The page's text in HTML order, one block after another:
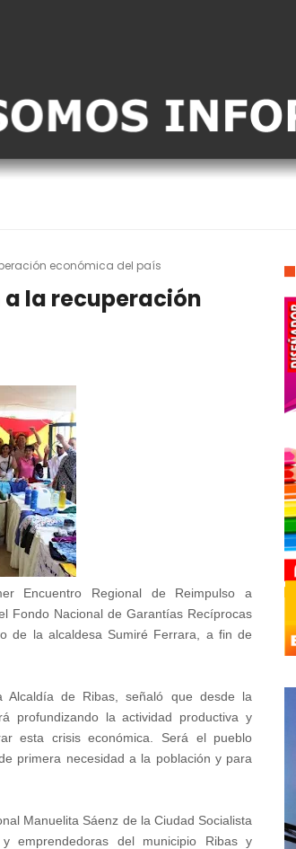
económica del país
a la recuperación
Encuentro Regional de Reimpulso a
Fondo Nacional de Garantías Recíprocas
de la alcaldesa Sumiré Ferrara, a fin de
de Ribas, señaló que desde la
profundizando la actividad productiva y
esta crisis económica. Será el pueblo
primera necesidad a la población y para
Manuelita Sáenz de la Ciudad Socialista
emprendedoras del municipio Ribas y